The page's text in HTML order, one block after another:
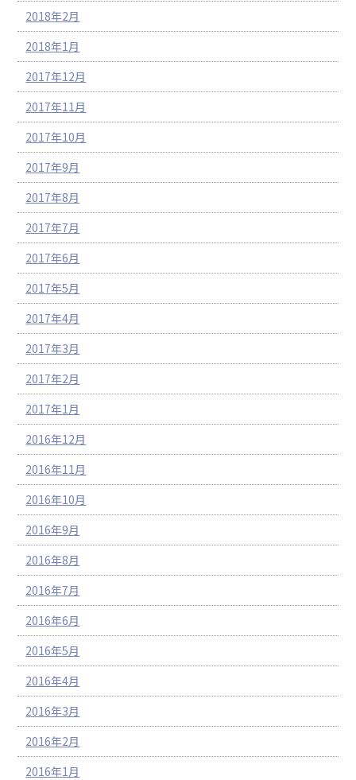
2018年2月
2018年1月
2017年12月
2017年11月
2017年10月
2017年9月
2017年8月
2017年7月
2017年6月
2017年5月
2017年4月
2017年3月
2017年2月
2017年1月
2016年12月
2016年11月
2016年10月
2016年9月
2016年8月
2016年7月
2016年6月
2016年5月
2016年4月
2016年3月
2016年2月
2016年1月